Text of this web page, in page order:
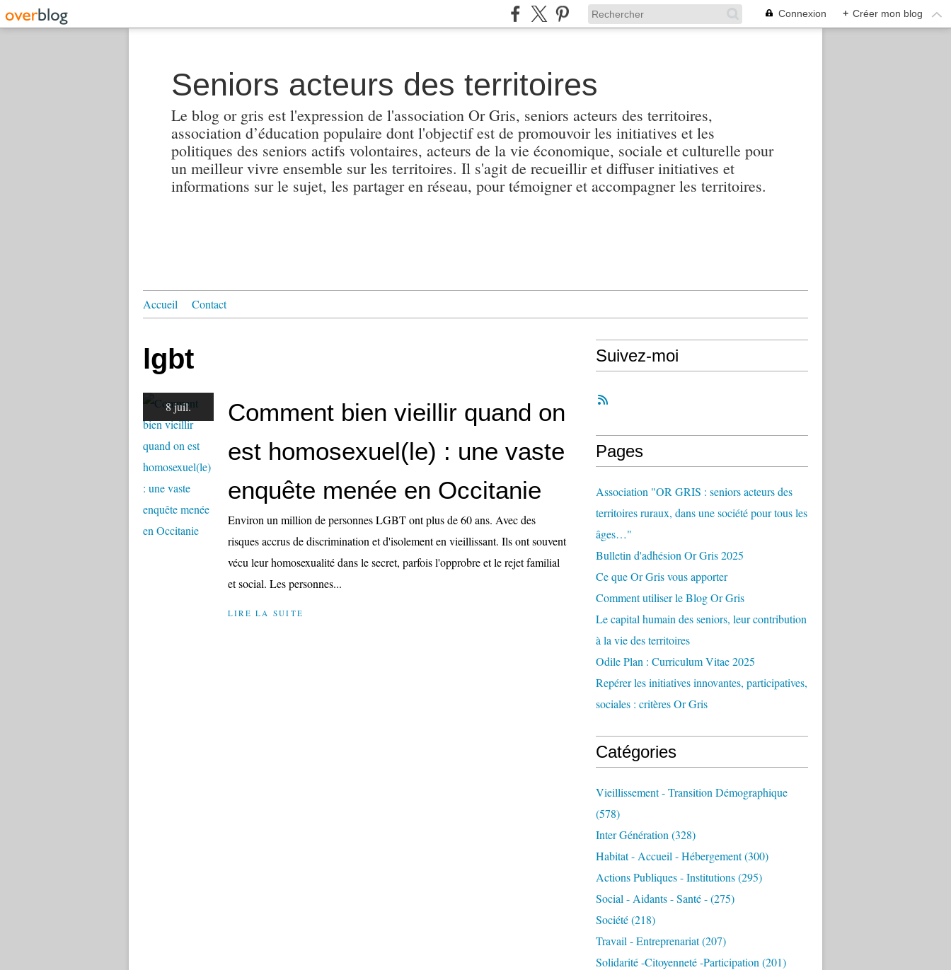
Connexion + Créer mon blog
Seniors acteurs des territoires
Le blog or gris est l'expression de l'association Or Gris, seniors acteurs des territoires,
association d’éducation populaire dont l'objectif est de promouvoir les initiatives et les
politiques des seniors actifs volontaires, acteurs de la vie économique, sociale et culturelle pour
un meilleur vivre ensemble sur les territoires. Il s'agit de recueillir et diffuser initiatives et
informations sur le sujet, les partager en réseau, pour témoigner et accompagner les territoires.
Accueil Contact
lgbt
8 juil.
Comment bien vieillir quand on
est homosexuel(le) : une vaste
enquête menée en Occitanie
Environ un million de personnes LGBT ont plus de 60 ans. Avec des
risques accrus de discrimination et d'isolement en vieillissant. Ils ont souvent
vécu leur homosexualité dans le secret, parfois l'opprobre et le rejet familial
et social. Les personnes...
LIRE LA SUITE
Suivez-moi
Pages
Association "OR GRIS : seniors acteurs des
territoires ruraux, dans une société pour tous les
âges…"
Bulletin d'adhésion Or Gris 2025
Ce que Or Gris vous apporter
Comment utiliser le Blog Or Gris
Le capital humain des seniors, leur contribution
à la vie des territoires
Odile Plan : Curriculum Vitae 2025
Repérer les initiatives innovantes, participatives,
sociales : critères Or Gris
Catégories
Vieillissement - Transition Démographique
(578)
Inter Génération (328)
Habitat - Accueil - Hébergement(300)
Actions Publiques - Institutions(295)
Social - Aidants - Santé -(275)
Société(218)
Travail - Entreprenariat(207)
Solidarité -citoyenneté -participation (201)